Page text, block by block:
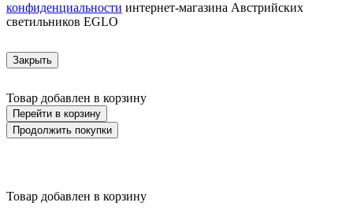
AZAR 60
AZBARREN
BAILRIGG
BALEZZE
BALIGUIAN
BALLINA
BALMAHA
BALNARIO
BARBOTTO
конфиденциальности интернет-магазина Австрийских
светильников EGLO
Закрыть
Товар добавлен в корзину
Перейти в корзину
Продолжить покупки
Товар добавлен в корзину